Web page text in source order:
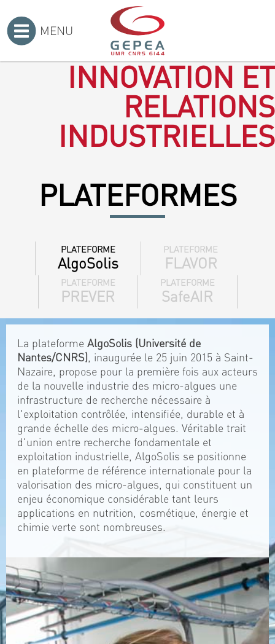
MENU
INNOVATION ET
RELATIONS
INDUSTRIELLES
PLATEFORMES
PLATEFORME
AlgoSolis
PLATEFORME
FLAVOR
PLATEFORME
PREVER
PLATEFORME
SafeAIR
La plateforme AlgoSolis (Université de
Nantes/CNRS), inaugurée le 25 juin 2015 à Saint-
Nazaire, propose pour la première fois aux acteurs
de la nouvelle industrie des micro-algues une
infrastructure de recherche nécessaire à
l'exploitation contrôlée, intensifiée, durable et à
grande échelle des micro-algues. Véritable trait
d'union entre recherche fondamentale et
exploitation industrielle, AlgoSolis se positionne
en plateforme de référence internationale pour la
valorisation des micro-algues, qui constituent un
enjeu économique considérable tant leurs
applications en nutrition, cosmétique, énergie et
chimie verte sont nombreuses.